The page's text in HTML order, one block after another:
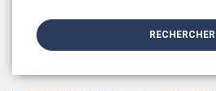
RECHERCHER